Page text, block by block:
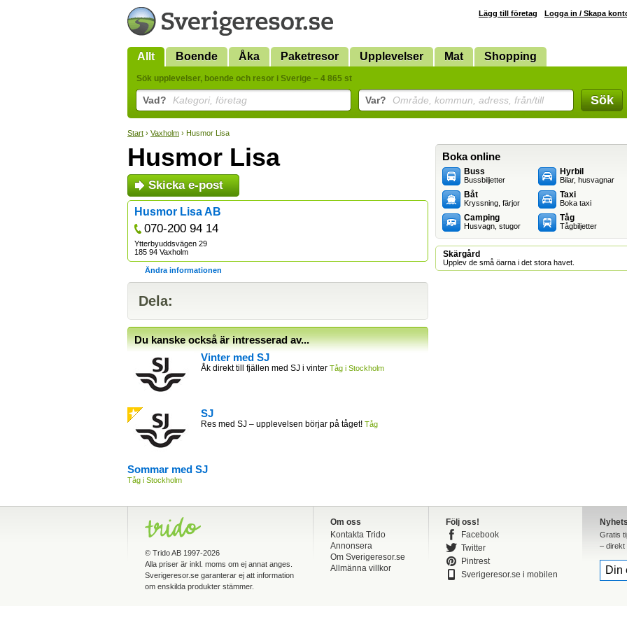
Lägg till företag Logga in / Skapa
Allt Boende Åka Paketresor Upplevelser Mat Shopping
Sök upplevelser, boende och resor i Sverige – 4 865 st
Vad? Kategori, företag Var? Område, kommun, adress, från/till Sök
Start › Vaxholm › Husmor Lisa
Husmor Lisa
Skicka e-post
Husmor Lisa AB
070-200 94 14
Ytterbyuddsvägen 29
185 94 Vaxholm
Ändra informationen
Dela:
Du kanske också är intresserad av...
Vinter med SJ
Åk direkt till fjällen med SJ i vinter Tåg i Stockholm
SJ
Res med SJ – upplevelsen börjar på tåget! Tåg
Sommar med SJ
Tåg i Stockholm
Boka online
Buss
Bussbiljetter
Båt
Kryssning, färjor
Camping
Husvagn, stugor
Hyrbil
Bilar, husvagnar
Taxi
Boka taxi
Tåg
Tågbiljetter
Skärgård
Upplev de små öarna i det stora havet.
© Trido AB 1997-2026
Alla priser är inkl. moms om ej annat anges.
Sverigeresor.se garanterar ej att information
om enskilda produkter stämmer.
Om oss
Kontakta Trido
Annonsera
Om Sverigeresor.se
Allmänna villkor
Följ oss!
Facebook
Twitter
Pintrest
Sverigeresor.se i mobilen
Gratis
– direkt